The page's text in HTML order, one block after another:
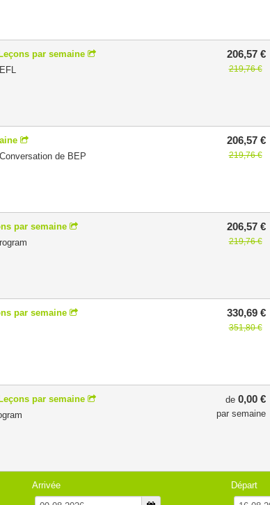
par semaine
206,57 €
219,76 €
de BEP
206,57 €
219,76 €
par semaine
206,57 €
219,76 €
par semaine
330,69 €
351,80 €
par semaine
de 0,00 €
par semaine
Arrivée Départ